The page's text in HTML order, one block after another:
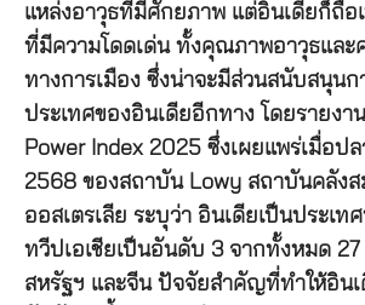
แหล่งอาวุธที่มีศักยภาพ แต่อินเดียก็ถือ
ที่มีความโดดเด่น ทั้งคุณภาพอาวุธและ
ทางการเมือง ซึ่งน่าจะมีส่วนสนับสนุน
ประเทศของอินเดียอีกทาง โดยรายงา
Power Index 2025 ซึ่งเผยแพร่เมื่อป
2568 ของสถาบัน Lowy สถาบันคลังส
ออสเตรเลีย ระบุว่า อินเดียเป็นประเ
ทวีปเอเชียเป็นอันดับ 3 จากทั้งหมด 27
สหรัฐฯ และจีน ปัจจัยสำคัญที่ทำให้อิน